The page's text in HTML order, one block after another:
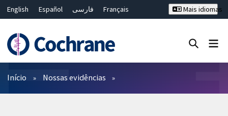
English Español فارسی
Français
Bahasa Malaysia
ไทย 繁體中文
Mais idiomas
Filtros
Início Nossas evidências